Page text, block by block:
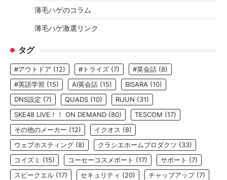
薄毛ハゲのコラム
薄毛ハゲ激選リンク
タグ
#アウトドア (12) #トライズ (7) #英会話 (8)
#英語学習 (15) AI英会話 (15) BISARA (10)
DNS設定 (7) QUADS (10) RiJUN (31)
SKE48 LIVE！！ ON DEMAND (80) TESCOM (17)
その他のメーカー (12) イクオス (8)
ウェブホスティング (8) クラシエホームプロダクツ (33)
コイズミ (15) コーセーコスメポート (17) サポート (7)
スピークエル (17) セキュリティ (20) チャップアップ(7)